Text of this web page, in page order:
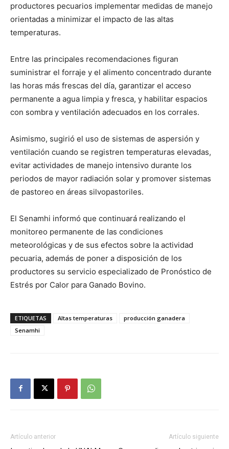
productores pecuarios implementar medidas de manejo
orientadas a minimizar el impacto de las altas
temperaturas.
Entre las principales recomendaciones figuran
suministrar el forraje y el alimento concentrado durante
las horas más frescas del día, garantizar el acceso
permanente a agua limpia y fresca, y habilitar espacios
con sombra y ventilación adecuados en los corrales.
Asimismo, sugirió el uso de sistemas de aspersión y
ventilación cuando se registren temperaturas elevadas,
evitar actividades de manejo intensivo durante los
periodos de mayor radiación solar y promover sistemas
de pastoreo en áreas silvopastoriles.
El Senamhi informó que continuará realizando el
monitoreo permanente de las condiciones
meteorológicas y de sus efectos sobre la actividad
pecuaria, además de poner a disposición de los
productores su servicio especializado de Pronóstico de
Estrés por Calor para Ganado Bovino.
ETIQUETAS Altas temperaturas
producción ganadera
Senamhi
Artículo anterior Artículo siguiente